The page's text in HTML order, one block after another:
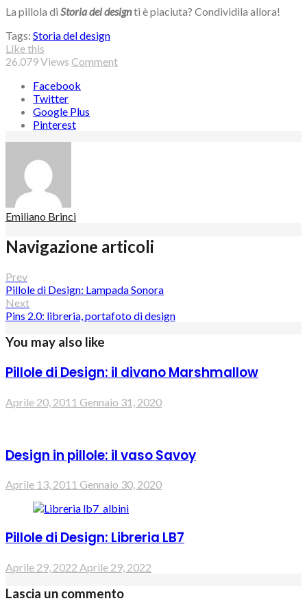
La pillola di Storia del designti è piaciuta? Condividila allora!
Tags: Storia del design
Like this
26.079Views Comment
Facebook
Twitter
Google Plus
Pinterest
Emiliano Brinci
Navigazione articoli
Prev
Pillole di Design: Lampada Sonora
Next
Pins 2.0: libreria, portafoto di design
You may also like
Pillole di Design: il divano Marshmallow
Aprile 20, 2011 Gennaio 31, 2020
Design in pillole: il vaso Savoy
Aprile 13, 2011 Gennaio 30, 2020
Pillole di Design: Libreria LB7
Aprile 29, 2022 Aprile 29, 2022
Lascia un commento